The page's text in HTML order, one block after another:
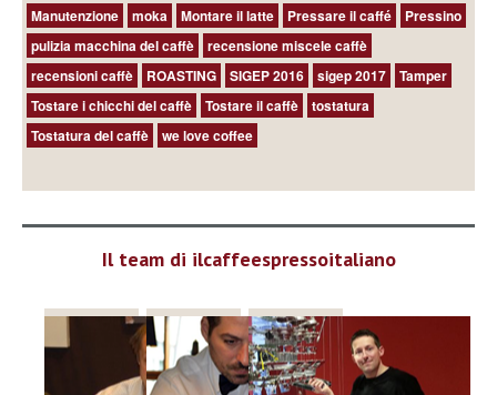
Manutenzione
moka Montare il latte Pressare il caffé
Pressino
pulizia macchina del caffè
recensione miscele caffè
recensioni caffè
ROASTING SIGEP 2016 sigep 2017
Tamper
Tostare i chicchi del caffè
Tostare il caffè
tostatura
Tostatura del caffè
we love coffee
Il team di ilcaffeespressoitaliano